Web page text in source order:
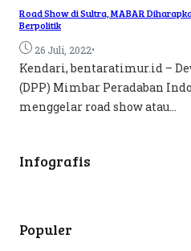
Road Show di Sultra, MABAR
Berpolitik
26 Juli, 2022•
Kendari, bentaratimur.id –
(DPP) Mimbar Peradaban
menggelar road show atau...
Infografis
Populer